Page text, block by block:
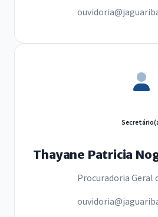
Thayane Patricia
Procuradoria Geral